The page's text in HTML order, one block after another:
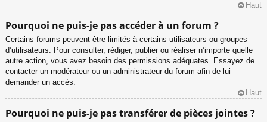
Haut
Pourquoi ne puis-je pas accéder à un forum ?
Certains forums peuvent être limités à certains utilisateurs ou groupes
d’utilisateurs. Pour consulter, rédiger, publier ou réaliser n’importe quelle
autre action, vous avez besoin des permissions adéquates. Essayez de
contacter un modérateur ou un administrateur du forum afin de lui
demander un accès.
Haut
Pourquoi ne puis-je pas transférer de pièces jointes ?